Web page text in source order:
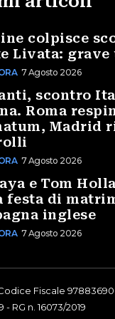
colpisce
Livata: grave
7 Agosto 2026
scontro
Roma
Madrid
7 Agosto 2026
e Tom
festa di
inglese
7 Agosto 2026
Fiscale
RG n. 16073/2019